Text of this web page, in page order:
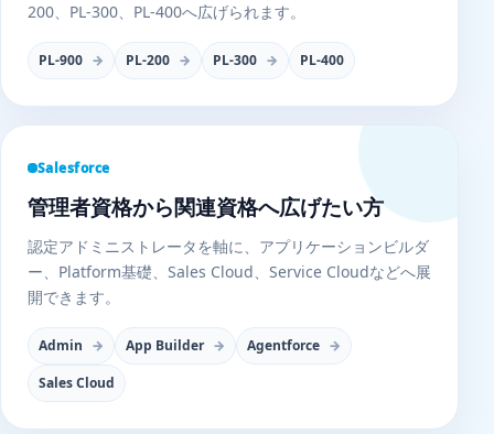
200、PL-300、PL-400へ広げられます。
PL-900 PL-200 PL-300 PL-400
Salesforce
管理者資格から関連資格へ広げたい方
認定アドミニストレータを軸に、アプリケーションビルダ
ー、Platform基礎、Sales Cloud、Service Cloudなどへ展
開できます。
Admin App Builder
Agentforce
Sales Cloud